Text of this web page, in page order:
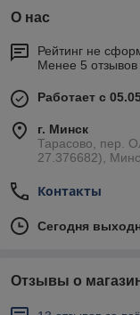
О нас
Рейтинг не
Менее 5 отзывов
Работает с
г. Минск
Тарасово, пер.
27.376682),
Контакты
Сегодня
Отзывы о